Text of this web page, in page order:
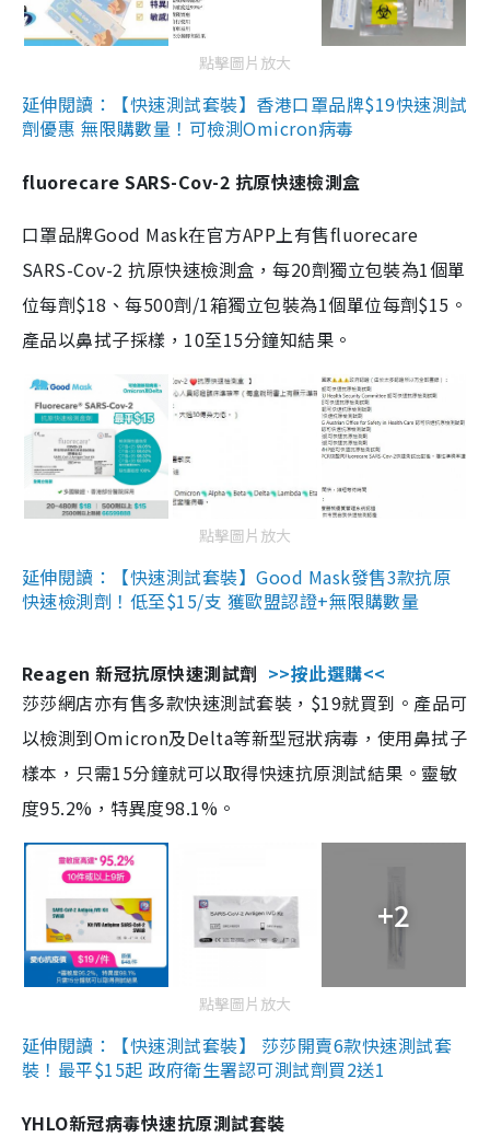
點擊圖片放大
延伸閱讀：【快速測試套裝】香港口罩品牌$19快速測試
劑優惠 無限購數量！可檢測Omicron病毒
fluorecare SARS-Cov-2 抗原快速檢測盒
口罩品牌Good Mask在官方APP上有售fluorecare
SARS-Cov-2 抗原快速檢測盒，每20劑獨立包裝為1個單
位每劑$18、每500劑/1箱獨立包裝為1個單位每劑$15。
產品以鼻拭子採樣，10至15分鐘知結果。
點擊圖片放大
延伸閱讀：【快速測試套裝】Good Mask發售3款抗原
快速檢測劑！低至$15/支 獲歐盟認證+無限購數量
Reagen 新冠抗原快速測試劑 >>按此選購<<
莎莎網店亦有售多款快速測試套裝，$19就買到。產品可
以檢測到Omicron及Delta等新型冠狀病毒，使用鼻拭子
樣本，只需15分鐘就可以取得快速抗原測試結果。靈敏
度95.2%，特異度98.1%。
+2
點擊圖片放大
延伸閱讀：【快速測試套裝】 莎莎開賣6款快速測試套
裝！最平$15起 政府衛生署認可測試劑買2送1
YHLO新冠病毒快速抗原測試套裝